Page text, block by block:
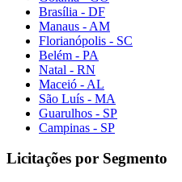
Brasília - DF
Manaus - AM
Florianópolis - SC
Belém - PA
Natal - RN
Maceió - AL
São Luís - MA
Guarulhos - SP
Campinas - SP
Licitações por Segmento